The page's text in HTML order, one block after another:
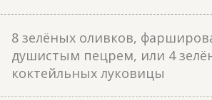
8 зелёных оливков,
душистым пецрем, или 4
коктейльных луковицы